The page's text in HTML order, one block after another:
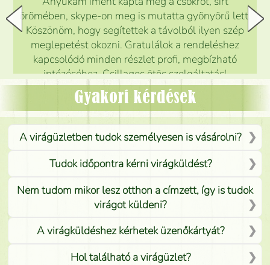
örömében, skype-on meg is mutatta gyönyörű lett.
Köszönöm, hogy segítettek a távolból ilyen szép
meglepetést okozni. Gratulálok a rendeléshez
kapcsolódó minden részlet profi, megbízható
intézéséhez. Csillagos ötös szolgáltatás!
Mónika
Gyakori kérdések
A virágüzletben tudok személyesen is vásárolni?
Tudok időpontra kérni virágküldést?
Nem tudom mikor lesz otthon a címzett, így is tudok
virágot küldeni?
A virágküldéshez kérhetek üzenőkártyát?
Hol található a virágüzlet?